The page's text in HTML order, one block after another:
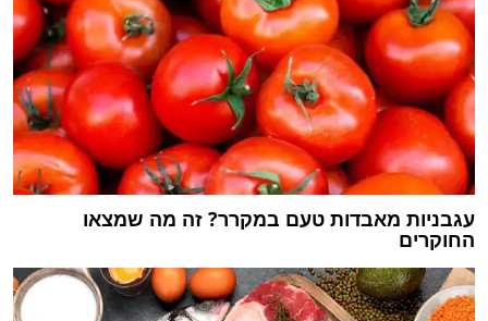
עגבניות מאבדות טעם במקרר? זה מה שמצאו
החוקרים